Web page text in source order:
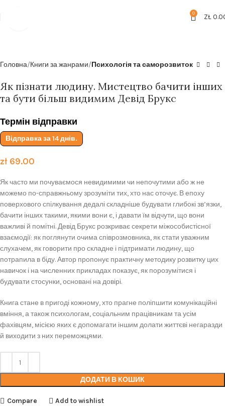
0 ZŁ
Головна Книги за жанрами Психологія та саморозвиток
Як пізнати людину. Мистецтво бачити інших
та бути більш видимим Девід Брукс
Термін відправки
Відправка за 14 днів.
zł69.00
Як часто ми почуваємося невидимими чи непочутими або ж не
можемо по-справжньому зрозуміти тих, хто нас оточує. В епоху
поверхового спілкування дедалі складніше будувати глибокі зв’язки,
бачити інших такими, якими вони є, і давати їм відчути, що вони
важливі й помітні. Девід Брукс розкриває секрети міжособистісної
взаємодії: як поглянути очима співрозмовника, як стати уважним
слухачем, як говорити про складне і підтримати людину, що
потрапила в біду. Автор пропонує практичну методику розвитку цих
навичок і на численних прикладах показує, як порозумітися і
будувати стосунки, основані на довірі.
Книга стане в пригоді кожному, хто прагне поліпшити комунікаційні
вміння, а також психологам, соціальним працівникам та усім
фахівцям, місією яких є допомагати іншим долати життєві негаразди
й виходити з них переможцями.
ДОДАТИ В КОШИК
Compare Add to wishlist